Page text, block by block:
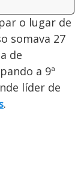
o lugar de
somava 27
de
a 9ª
líder de
.